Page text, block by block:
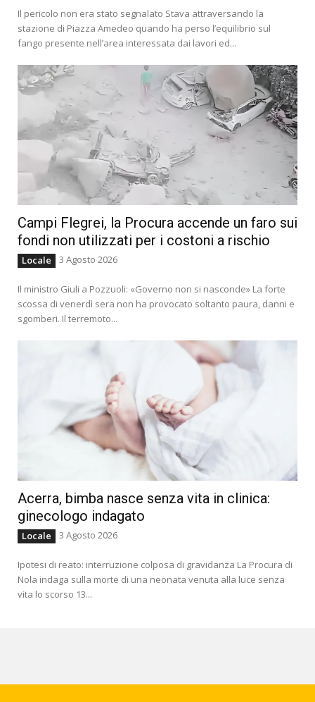
Il pericolo non era stato segnalato Stava attraversando la
stazione di Piazza Amedeo quando ha perso l’equilibrio sul
fango presente nell’area interessata dai lavori ed...
Campi Flegrei, la Procura accende un faro sui
fondi non utilizzati per i costoni a rischio
Locale 3 Agosto 2026
Il ministro Giuli a Pozzuoli: «Governo non si nasconde» La forte
scossa di venerdì sera non ha provocato soltanto paura, danni e
sgomberi. Il terremoto...
Acerra, bimba nasce senza vita in clinica:
ginecologo indagato
Locale 3 Agosto 2026
Ipotesi di reato: interruzione colposa di gravidanza La Procura di
Nola indaga sulla morte di una neonata venuta alla luce senza
vita lo scorso 13...